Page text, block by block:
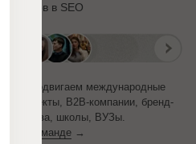
проектов в SEO
года продвигаем международные
проекты, B2B-компании, бренд-
агентства, школы, ВУЗы.
о команде →